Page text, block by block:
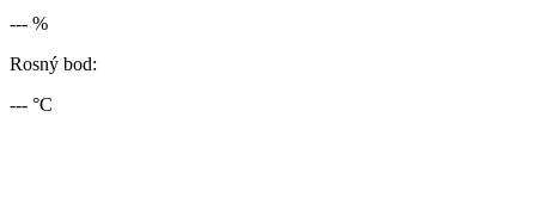
--- %
Rosný bod:
--- °C